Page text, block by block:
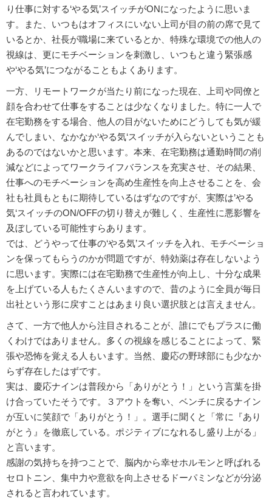
り仕事に対する‘やる気’スイッチがONになったように思いま
す。また、いつもはオフィスにいない上司が目の前の席で見て
いるとか、社長が職場に来ているとか、特殊な環境での他人の
視線は、更にモチベーションを刺激し、いつもと違う緊張感
や‘やる気’につながることもよくあります。
一方、リモートワークが当たり前になった現在、上司や同僚と
顔を合わせて仕事をすることは少なくなりました。特に一人で
在宅勤務をする場合、他人の目がないためにどうしても気が緩
んでしまい、なかなか‘やる気‘スイッチが入らないということも
あるのではないかと思います。本来、在宅勤務は通勤時間の削
減などによってワークライフバランスを充実させ、その結果、
仕事へのモチベーションを高め生産性を向上させることを、会
社も社員もともに期待しているはずなのですが、実際は’やる
気‘スイッチのON/OFFの切り替えが難しく、生産性に悪影響を
及ぼしている可能性すらあります。
では、どうやって仕事の‘やる気’スイッチを入れ、モチベーショ
ンを保ってもらうのかが問題ですが、特効薬は存在しないよう
に思います。実際には在宅勤務で生産性が向上し、十分な成果
を上げている人もたくさんいますので、昔のように全員が毎日
出社という形に戻すことはあまり良い選択肢とは言えません。
さて、一方で他人から注目されることが、誰にでもプラスに働
くわけではありません。多くの視線を感じることによって、緊
張や恐怖を覚える人もいます。当然、慶応の野球部にも少なか
らず存在したはずです。
実は、慶応ナインは普段から「ありがとう！」という言葉を掛
け合っていたそうです。３アウトを奪い、ベンチに戻るナイン
が互いに笑顔で「ありがとう！」。選手に聞くと「常に『あり
がとう』を徹底している。ポジティブになれるし盛り上がる」
と言います。
感謝の気持ちを持つことで、脳内から幸せホルモンと呼ばれる
セロトニン、集中力や意欲を向上させるドーパミンなどが分泌
されると言われています。